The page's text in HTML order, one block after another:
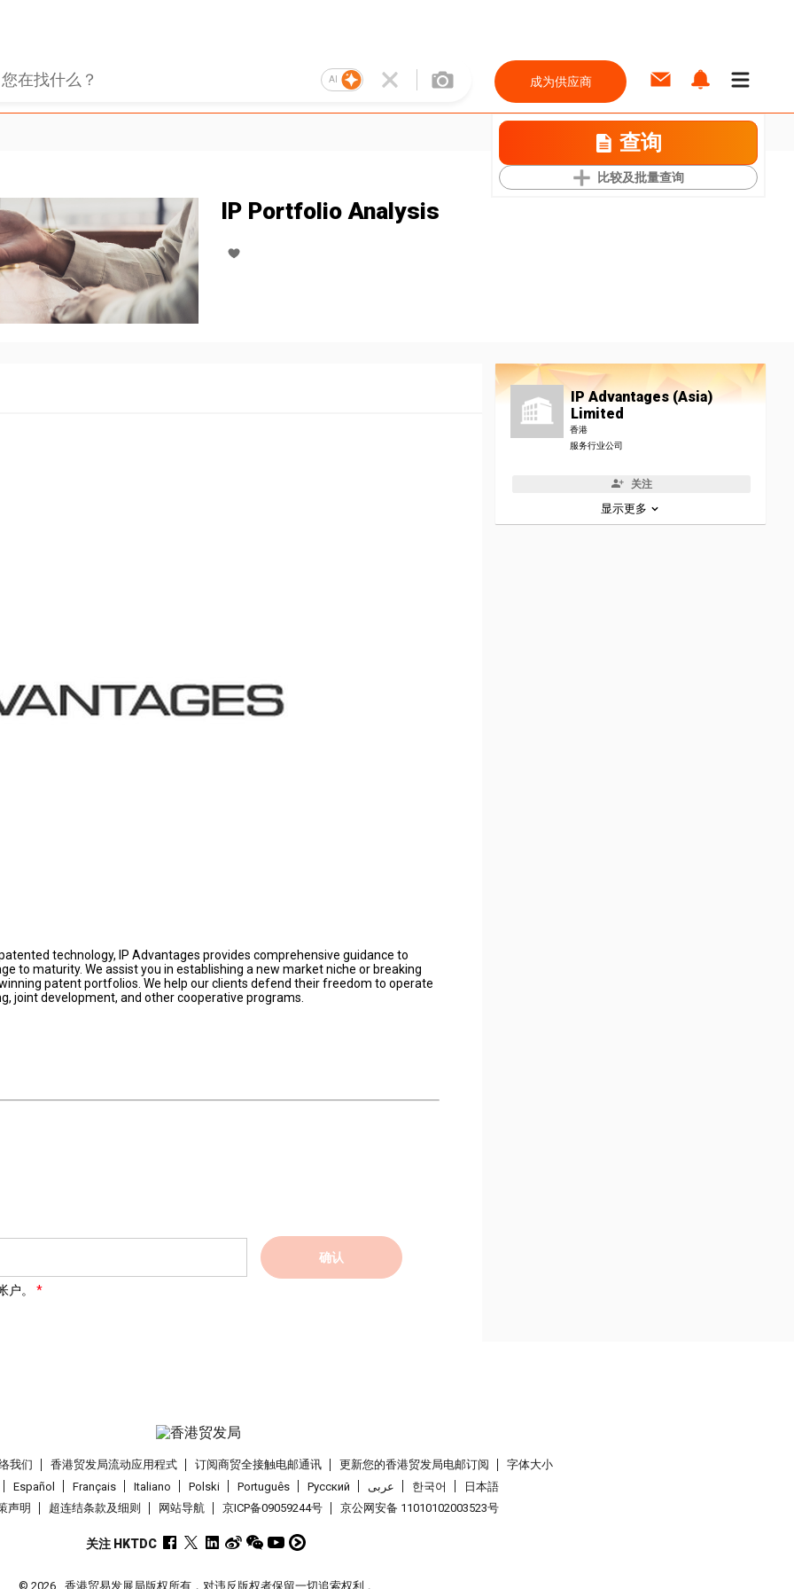
AI 成为供应商
查询
比较及批量查询
IP Portfolio Analysis
technology, IP Advantages provides comprehensive guidance to
to maturity. We assist you in establishing a new market niche or breaking
patent portfolios. We help our clients defend their freedom to operate
joint development, and other cooperative programs.
确认
。
IP Advantages (Asia)
Limited
香港
服务行业公司
关注
显示更多
我们 香港贸发局流动应用程式 订阅商贸全接触电邮通讯 更新您的香港贸发局电邮订阅
字体大小
Español
Français Italiano Polski Português Pусский عربى 한국어
日本語
声明
超连结条款及细则 网站导航 京ICP备09059244号 京公网安备 11010102003523号
关注 HKTDC
© 2026 香港贸易发展局版权所有，对违反版权者保留一切追索权利 。